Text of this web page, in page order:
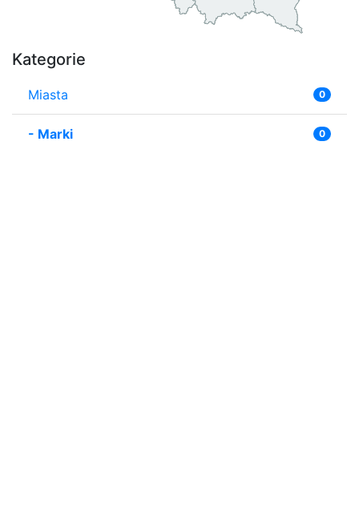
Kategorie
Miasta 0
- Marki 0